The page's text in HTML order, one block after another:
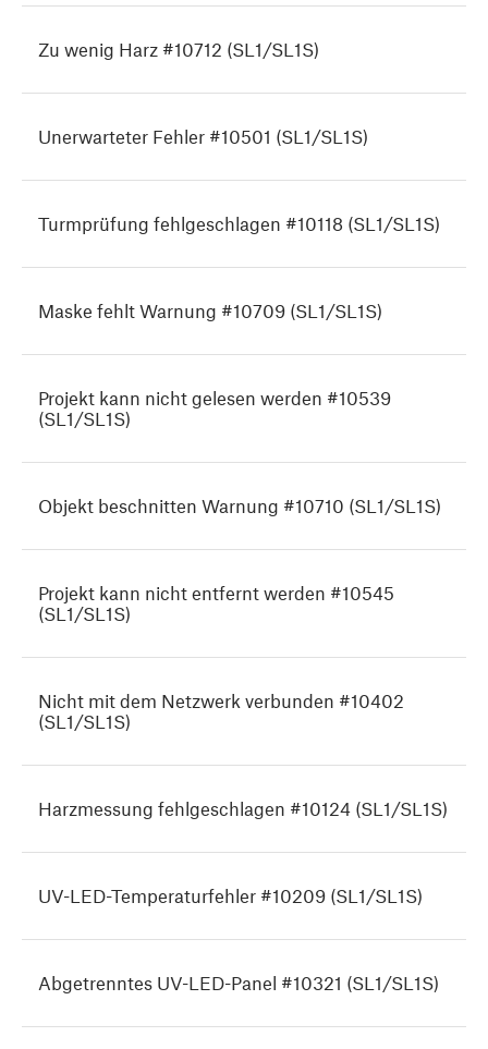
Zu wenig Harz #10712 (SL1/SL1S)
Unerwarteter Fehler #10501 (SL1/SL1S)
Turmprüfung fehlgeschlagen #10118 (SL1/SL1S)
Maske fehlt Warnung #10709 (SL1/SL1S)
Projekt kann nicht gelesen werden #10539
(SL1/SL1S)
Objekt beschnitten Warnung #10710 (SL1/SL1S)
Projekt kann nicht entfernt werden #10545
(SL1/SL1S)
Nicht mit dem Netzwerk verbunden #10402
(SL1/SL1S)
Harzmessung fehlgeschlagen #10124 (SL1/SL1S)
UV-LED-Temperaturfehler #10209 (SL1/SL1S)
Abgetrenntes UV-LED-Panel #10321 (SL1/SL1S)